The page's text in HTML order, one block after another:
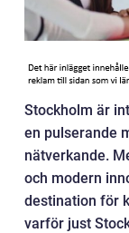
Stockholm är
en pulserande
nätverkande.
och modern
destination för
varför just